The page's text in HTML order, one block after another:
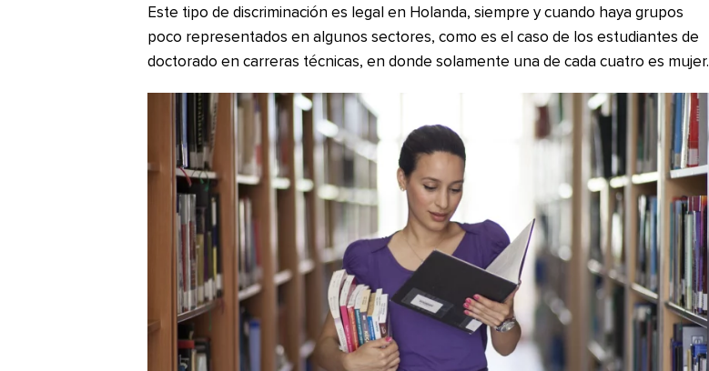
Este tipo de discriminación es legal en Holanda, siempre y cuando haya grupos
poco representados en algunos sectores, como es el caso de los estudiantes de
doctorado en carreras técnicas, en donde solamente una de cada cuatro es mujer.